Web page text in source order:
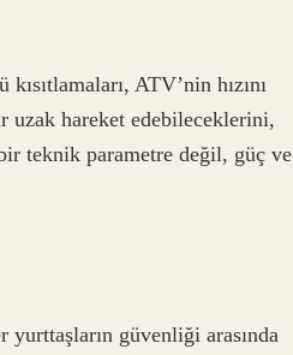
ATV’nin hızını
uzak hareket edebileceklerini,
teknik parametre değil, güç ve
güvenliği arasında